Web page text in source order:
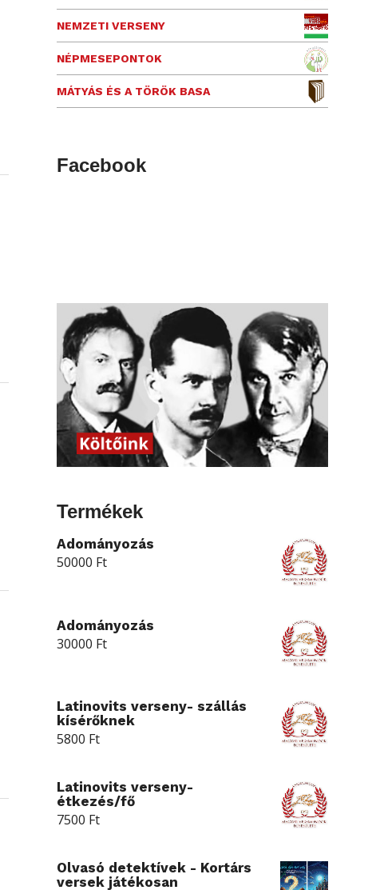
NEMZETI VERSENY
NÉPMESEPONTOK
MÁTYÁS ÉS A TÖRÖK BASA
Facebook
Termékek
Adományozás
50000 Ft
Adományozás
30000 Ft
Latinovits verseny- szállás
kísérőknek
5800 Ft
Latinovits verseny-
étkezés/fő
7500 Ft
Olvasó detektívek - Kortárs
versek játékosan